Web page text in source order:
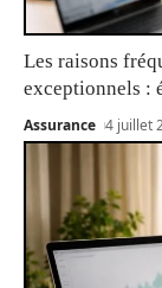
Les raisons
exceptionnels :
Assurance 4 juillet